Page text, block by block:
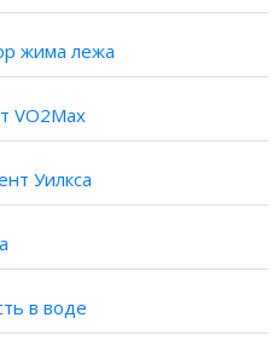
жима лежа
VO2Max
Уилкса
в воде